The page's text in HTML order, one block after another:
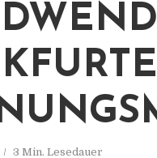
3 Min. Lesedauer